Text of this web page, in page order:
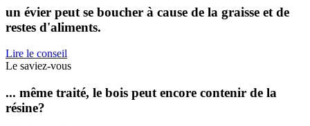
un évier peut se boucher à cause de la graisse et de
restes d'aliments.
Lire le conseil
Le saviez-vous
... même traité, le bois peut encore contenir de la
résine?